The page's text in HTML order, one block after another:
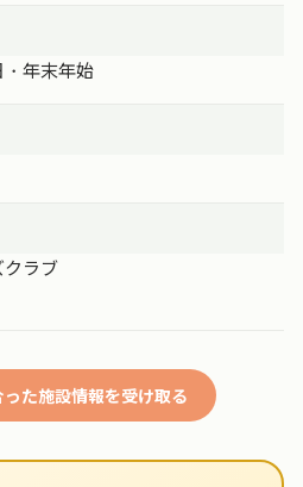
年末年始
クラブ
た施設情報を受け取る